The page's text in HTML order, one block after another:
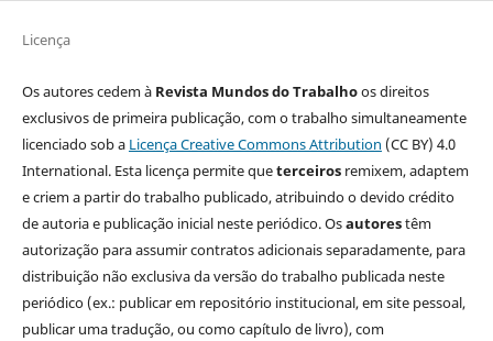
Licença
Os autores cedem à Revista Mundos do Trabalhoos direitos
exclusivos de primeira publicação, com o trabalho simultaneamente
licenciado sob a Licença Creative Commons Attribution (CC BY) 4.0
International. Esta licença permite queterceirosremixem, adaptem
e criem a partir do trabalho publicado, atribuindo o devido crédito
de autoria e publicação inicial neste periódico. Osautorestêm
autorização para assumir contratos adicionais separadamente, para
distribuição não exclusiva da versão do trabalho publicada neste
periódico (ex.: publicar em repositório institucional, em site pessoal,
publicar uma tradução, ou como capítulo de livro), com